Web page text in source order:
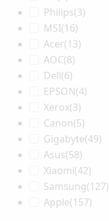
Philips(3)
MSI(16)
Acer(13)
AOC(8)
Dell(6)
EPSON(4)
Xerox(3)
Canon(5)
Gigabyte(49)
Asus(58)
Xiaomi(42)
Samsung(127)
Apple(157)